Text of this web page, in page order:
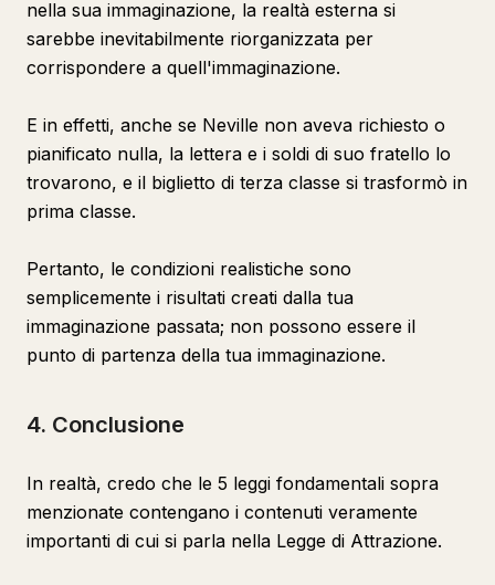
nella sua immaginazione, la realtà esterna si
sarebbe inevitabilmente riorganizzata per
corrispondere a quell'immaginazione.
E in effetti, anche se Neville non aveva richiesto o
pianificato nulla, la lettera e i soldi di suo fratello lo
trovarono, e il biglietto di terza classe si trasformò in
prima classe.
Pertanto, le condizioni realistiche sono
semplicemente i risultati creati dalla tua
immaginazione passata; non possono essere il
punto di partenza della tua immaginazione.
4. Conclusione
In realtà, credo che le 5 leggi fondamentali sopra
menzionate contengano i contenuti veramente
importanti di cui si parla nella Legge di Attrazione.